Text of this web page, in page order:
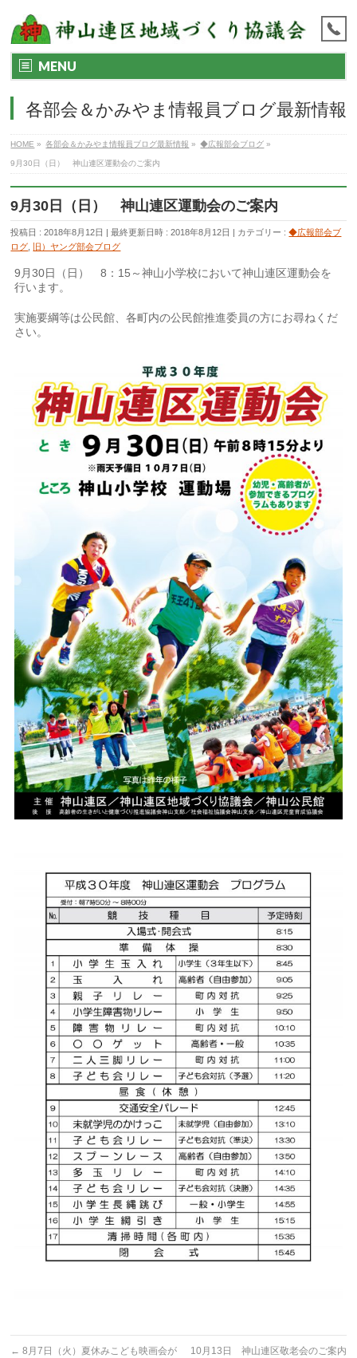
MENU
各部会＆かみやま情報員ブログ最新情報
HOME » 各部会＆かみやま情報員ブログ最新情報 » ◆広報部会ブログ »
9月30日（日） 神山連区運動会のご案内
9月30日（日） 神山連区運動会のご案内
投稿日 : 2018年8月12日 最終更新日時 : 2018年8月12日 カテゴリー :◆広報部会ブ
ログ
旧）ヤング部会ブログ
9月30日（日） 8：15～神山小学校において神山連区運動会を
行います。
実施要綱等は公民館、各町内の公民館推進委員の方にお尋ねくだ
さい。
← 8月7日（火）夏休みこども映画会が
10月13日 神山連区敬老会のご案内